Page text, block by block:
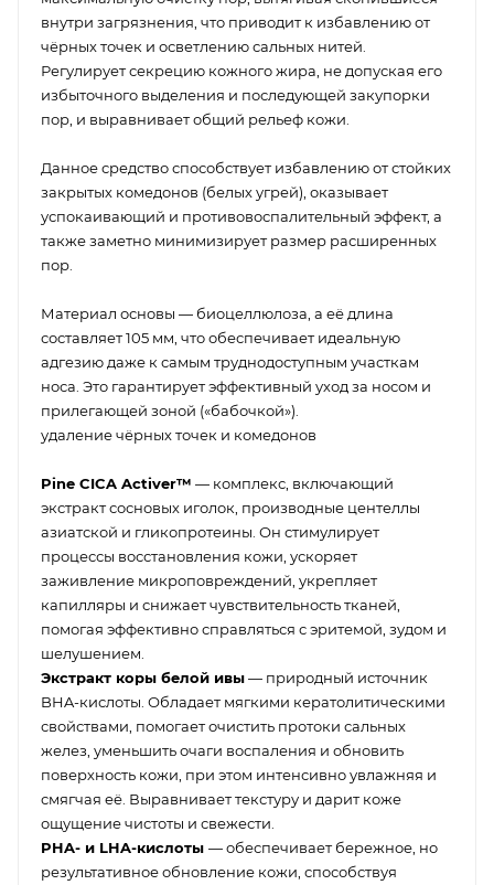
внутри загрязнения, что приводит к избавлению от
чёрных точек и осветлению сальных нитей.
Регулирует секрецию кожного жира, не допуская его
избыточного выделения и последующей закупорки
пор, и выравнивает общий рельеф кожи.
Данное средство способствует избавлению от стойких
закрытых комедонов (белых угрей), оказывает
успокаивающий и противовоспалительный эффект, а
также заметно минимизирует размер расширенных
пор.
Материал основы — биоцеллюлоза, а её длина
составляет 105 мм, что обеспечивает идеальную
адгезию даже к самым труднодоступным участкам
носа. Это гарантирует эффективный уход за носом и
прилегающей зоной («бабочкой»).
удаление чёрных точек и комедонов
Pine CICA Activer™ — комплекс, включающий
экстракт сосновых иголок, производные центеллы
азиатской и гликопротеины. Он стимулирует
процессы восстановления кожи, ускоряет
заживление микроповреждений, укрепляет
капилляры и снижает чувствительность тканей,
помогая эффективно справляться с эритемой, зудом и
шелушением.
Экстракт коры белой ивы— природный источник
BHA-кислоты. Обладает мягкими кератолитическими
свойствами, помогает очистить протоки сальных
желез, уменьшить очаги воспаления и обновить
поверхность кожи, при этом интенсивно увлажняя и
смягчая её. Выравнивает текстуру и дарит коже
ощущение чистоты и свежести.
PHA- и LHA-кислоты — обеспечивает бережное, но
результативное обновление кожи, способствуя